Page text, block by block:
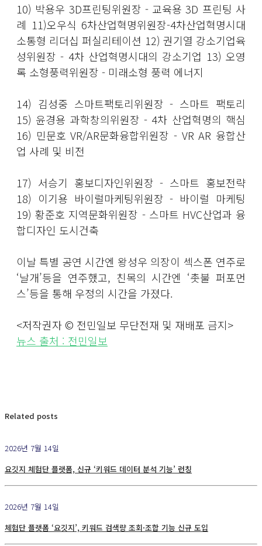
10) 박용우 3D프린팅위원장 - 교육용 3D 프린팅 사
례 11)오우식 6차산업혁명위원장-4차산업혁명시대
소통형 리더십 퍼실리테이션 12) 권기열 강소기업육
성위원장 - 4차 산업혁명시대의 강소기업 13) 오영
록 소형풍력위원장 - 미래소형 풍력 에너지
14) 김성중 스마트팩토리위원장 - 스마트 팩토리
15) 윤경용 과학창의위원장 - 4차 산업혁명의 핵심
16) 민문호 VR/AR문화융합위원장 - VR AR 융합산
업 사례 및 비전
17) 서승기 홍보디자인위원장 - 스마트 홍보전략
18) 이기용 바이럴마케팅위원장 - 바이럴 마케팅
19) 황준호 지역문화위원장 - 스마트 HVC산업과 융
합디자인 도시건축
이날 특별 공연 시간엔 왕성우 의장이 섹스폰 연주로
‘날개’등을 연주했고, 친목의 시간엔 ‘촛불 퍼포먼
스’등을 통해 우정의 시간을 가졌다.
<저작권자 © 전민일보 무단전재 및 재배포 금지>
뉴스 출처 : 전민일보
Related posts
2026년 7월 14일
요깃지 체험단 플랫폼, 신규 ‘키워드 데이터 분석 기능’ 런칭
2026년 7월 14일
체험단 플랫폼 ‘요깃지’, 키워드 검색량 조회·조합 기능 신규 도입